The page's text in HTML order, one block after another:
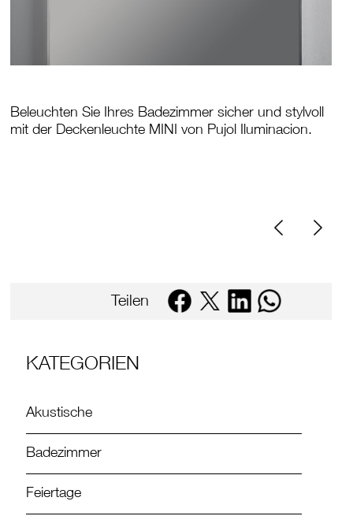
Beleuchten Sie Ihres Badezimmer sicher und stylvoll
mit der Deckenleuchte MINI von Pujol Iluminacion.
Teilen
KATEGORIEN
Akustische
Badezimmer
Feiertage